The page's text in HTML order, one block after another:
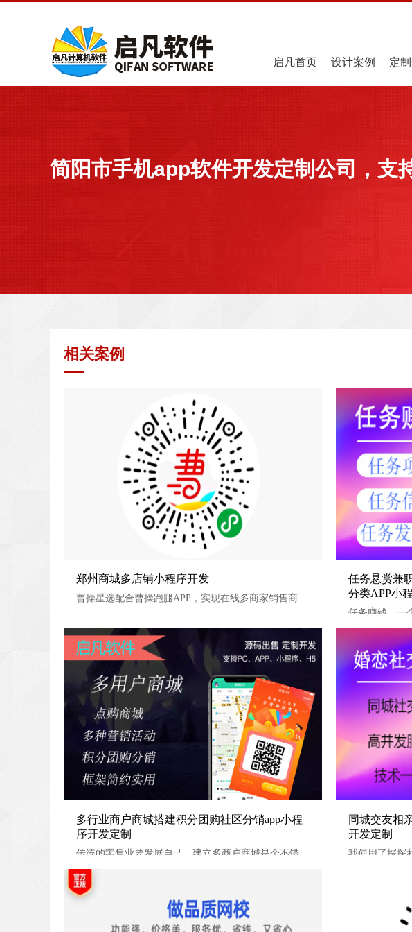
启凡首页 设计案例 定
简阳市手机app软件开发定制公司，支
相关案例
郑州商城多店铺小程序开发
郑州商城多店铺小程序开发
曹操星选配合曹操跑腿APP，实现在线多商家销售商品，线
任务悬赏兼职
程序
任务悬赏兼
分类APP小
多行业商户商城搭建积分团购社区分销app小程序开发定制
多行业商户商城搭建积分团购社区分销app小程
序开发定制
同城交友相亲
同城交友相
开发定制
我使用了探探